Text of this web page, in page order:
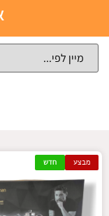
מבצע חדש